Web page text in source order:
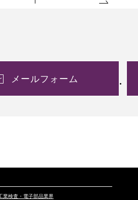
メールフォーム
業検査・電子部品業界